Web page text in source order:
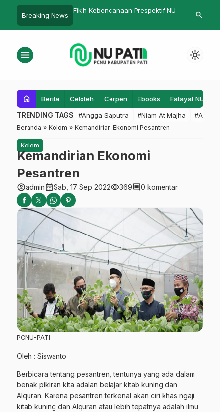
Breaking News
IPMAFA Pati
Bahasa Arab
Fikih Kebencanaan Prespektif NU
PAC IPNU –
search
menu light_mode
home Berita Celoteh Cerpen Ebooks Fatayat NU
TRENDING TAGS #Angga Saputra #Niam At Majha #Admin
Beranda » Kolom » Kemandirian Ekonomi Pesantren
Kolom
Kemandirian Ekonomi
Pesantren
account_circleadmincalendar_monthSab, 17 Sep 2022visibility369comment0 komentar
PCNU-PATI
Oleh : Siswanto
Berbicara tentang pesantren, tentunya yang ada dalam
benak pikiran kita adalan belajar kitab kuning dan
Alquran. Karena pesantren terkenal akan ciri khas ngaji
kitab kuning dan Alquran atau lebih tepatnya adalah ilmu